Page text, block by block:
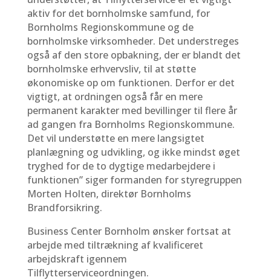
aktiv for det bornholmske samfund, for
Bornholms Regionskommune og de
bornholmske virksomheder. Det understreges
også af den store opbakning, der er blandt det
bornholmske erhvervsliv, til at støtte
økonomiske op om funktionen. Derfor er det
vigtigt, at ordningen også får en mere
permanent karakter med bevillinger til flere år
ad gangen fra Bornholms Regionskommune.
Det vil understøtte en mere langsigtet
planlægning og udvikling, og ikke mindst øget
tryghed for de to dygtige medarbejdere i
funktionen” siger formanden for styregruppen
Morten Holten, direktør Bornholms
Brandforsikring.
Business Center Bornholm ønsker fortsat at
arbejde med tiltrækning af kvalificeret
arbejdskraft igennem
Tilflytterserviceordningen.